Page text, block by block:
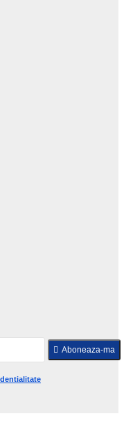
Aboneaza-ma